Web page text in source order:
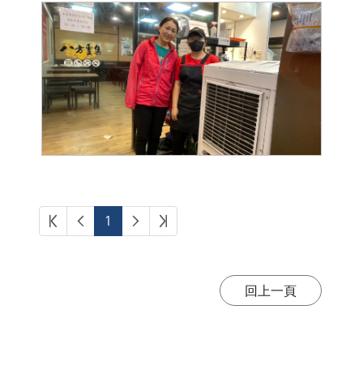
第一頁上一頁
1 下一頁最後頁